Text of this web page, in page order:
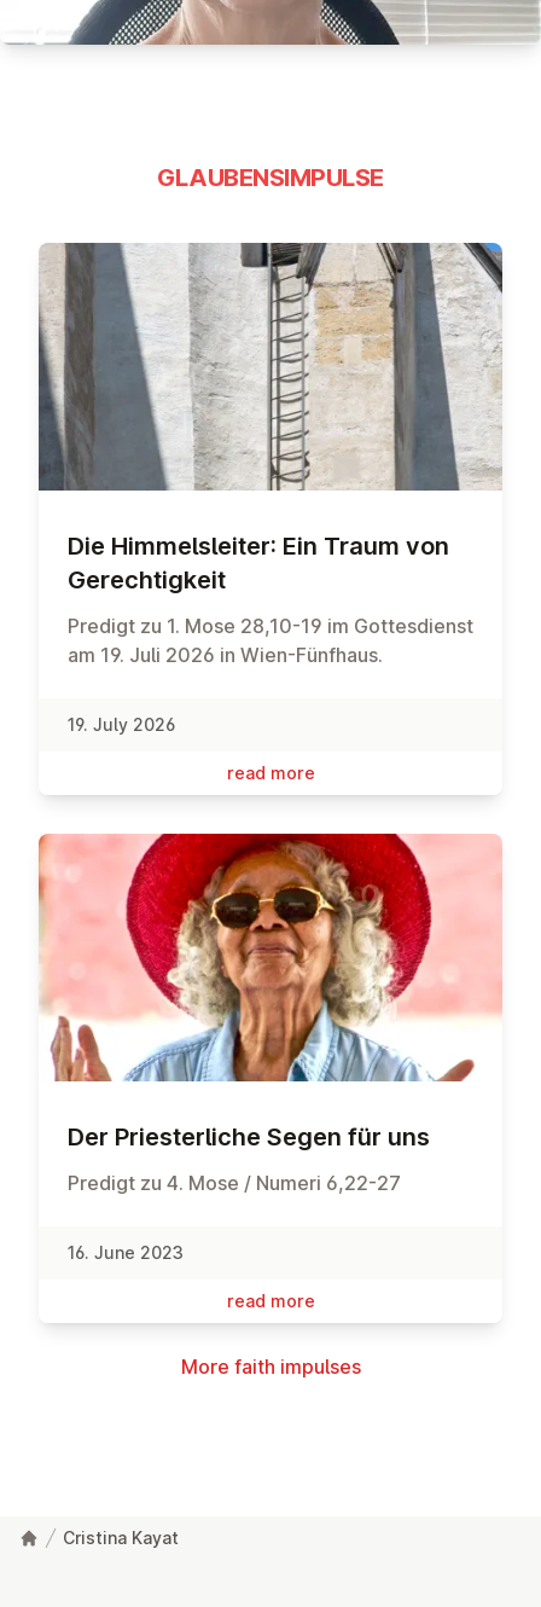
GLAUBENSIMPULSE
Die Him­melsleit­er: Ein Traum von
Gerechtigkeit
Predigt zu 1. Mose 28,10-19 im Gottesdienst
am 19. Juli 2026 in Wien-Fünfhaus.
19. July 2026
read more
Der Priester­liche Segen für uns
Predigt zu 4. Mose / Numeri 6,22-27
16. June 2023
read more
More faith impulses
Cristina Kayat